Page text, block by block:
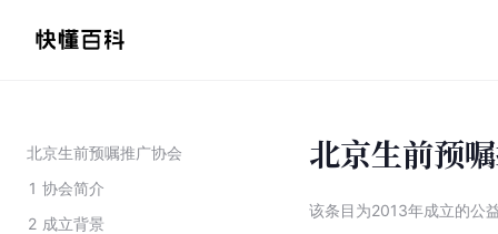
北京生前预嘱推广协会
1 协会简介
2 成立背景
北京生前预
该条目为2013年成立的公